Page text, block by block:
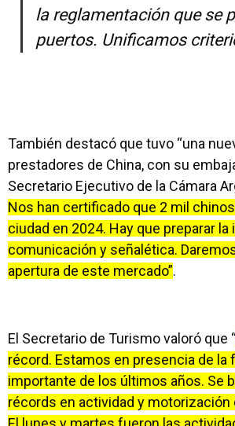
la reglamentación que se
puertos. Unificamos
También destacó que tuvo “una
prestadores de China, con su
Secretario Ejecutivo de la Cámara
Nos han certificado que 2 mil
ciudad en 2024. Hay que preparar
comunicación y señalética.
apertura de este mercado”.
El Secretario de Turismo valoró que
récord. Estamos en presencia de la
importante de los últimos años. Se
récords en actividad y motorización